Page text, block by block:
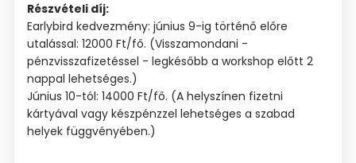
Részvételi díj:
Earlybird kedvezmény: június 9-ig történő előre
utalással: 12000 Ft/fő. (Visszamondani -
pénzvisszafizetéssel - legkésőbb a workshop előtt 2
nappal lehetséges.)
Június 10-tól: 14000 Ft/fő. (A helyszínen fizetni
kártyával vagy készpénzzel lehetséges a szabad
helyek függvényében.)